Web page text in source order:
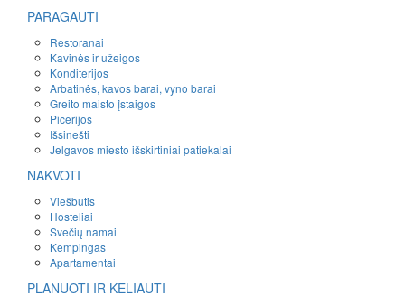
PARAGAUTI
Restoranai
Kavinės ir užeigos
Konditerijos
Arbatinės, kavos barai, vyno barai
Greito maisto įstaigos
Picerijos
Išsinešti
Jelgavos miesto išskirtiniai patiekalai
NAKVOTI
Viešbutis
Hosteliai
Svečių namai
Kempingas
Apartamentai
PLANUOTI IR KELIAUTI